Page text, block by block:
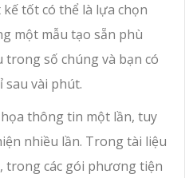
tốt có thể là lựa chọn
một mẫu tạo sẵn phù
số chúng và bạn có
sau vài phút.
thông tin một lần, tuy
nhiều lần. Trong tài liệu
trong các gói phương tiện